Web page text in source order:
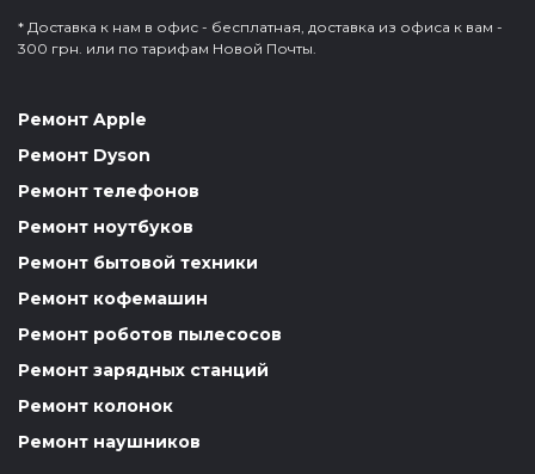
* Доставка к нам в офис - бесплатная, доставка из офиса к вам -
300 грн. или по тарифам Новой Почты.
Ремонт Apple
Ремонт Dyson
Ремонт телефонов
Ремонт ноутбуков
Ремонт бытовой техники
Ремонт кофемашин
Ремонт роботов пылесосов
Ремонт зарядных станций
Ремонт колонок
Ремонт наушников